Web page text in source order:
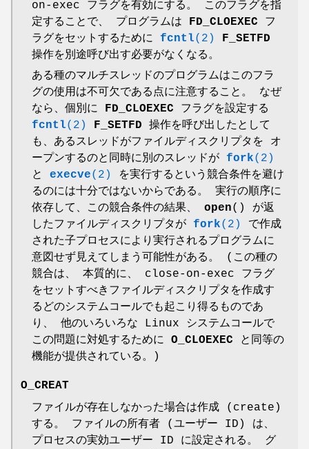
on-exec フラグを有効にする。 このフラグを指
定することで、 プログラムは
FD_CLOEXEC フ
ラグをセットするために fcntl(2)
F_SETFD
操作を別途呼び出す必要がなくなる。
ある種のマルチスレッドのプログラムはこのフラ
グの使用は不可欠である点に注意すること。 なぜ
なら、個別に
FD_CLOEXEC フラグを設定する
fcntl(2) F_SETFD 操作を呼び出したとして
も、あるスレッドがファイルディスクリプタを オ
ープンするのと同時に別のスレッドが fork(2)
と execve(2)
を実行するという競合条件を避け
るのには十分ではないからである。 実行の順序に
依存して、この競合条件の結果、 open() が返
したファイルディスクリプタが fork(2)
で作成
された子プロセスにより実行されるプログラムに
意図せず見えてしまう可能性がある。 (この種の
競合は、 本質的に、 close-on-exec フラグ
をセットすべきファイルディスクリプタを作成す
るどのシステムコールでも起こり得るものであ
り、 他のいろいろな Linux システムコールで
この問題に対処するために O_CLOEXEC と同等の
機能が提供されている。)
O_CREAT
ファイルが存在しなかった場合は作成 (create)
する。 ファイルの所有者 (ユーザー ID) は、
プロセスの実効ユーザー ID に設定される。 グ